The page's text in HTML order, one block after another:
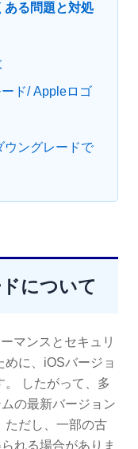
ある問題と対処
ド/ Appleロゴ
ウングレードで
について
マンスとセキュリ
に、iOSバージョ
。 したがって、多
の最新バージョン
ただし、一部の古
れる場合がありま